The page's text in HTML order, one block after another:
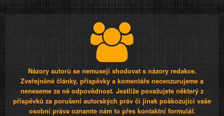
Názory autorů se nemusejí shodovat s názory redakce.
Zveřejněné články, příspěvky a komentáře necenzurujeme a
neneseme za ně odpovědnost. Jestliže považujete některý z
příspěvků za porušení autorských práv či jinak poškozující vaše
osobní práva oznamte nám to přes kontaktní formulář.